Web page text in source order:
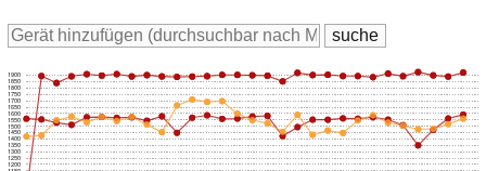
1200
1250
1300
1350
1400
1450
1500
1550
1600
1650
1700
1750
1800
1850
1900